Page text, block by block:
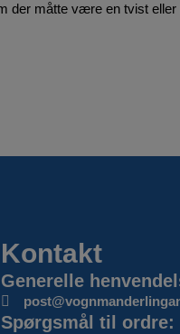
der måtte være en tvist
Kontakt
Generelle
Spørgsmål til ordre: